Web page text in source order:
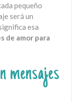
pequeño
será un
esa
de amor para
mensajes